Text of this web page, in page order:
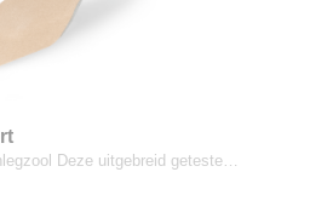
Deze uitgebreid geteste…